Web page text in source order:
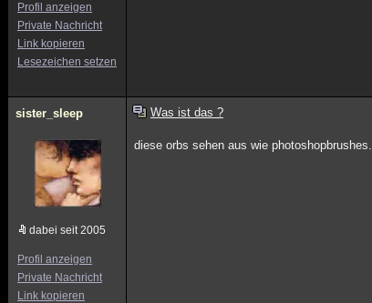
Profil anzeigen
Private Nachricht
Link kopieren
Lesezeichen setzen
sister_sleep
dabei seit 2005
Profil anzeigen
Private Nachricht
Link kopieren
Was ist das ?
diese orbs sehen aus wie photoshopbrushes.